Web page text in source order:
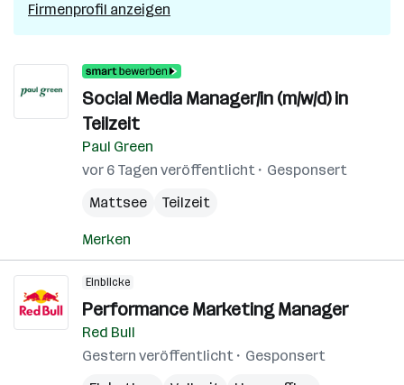
Firmenprofil anzeigen
Social Media Manager/in (m/w/d) in
Teilzeit
Paul Green
vor 6 Tagen veröffentlicht
Gesponsert
Mattsee
Teilzeit
Merken
Einblicke
Performance Marketing Manager
Red Bull
Gestern veröffentlicht
Gesponsert